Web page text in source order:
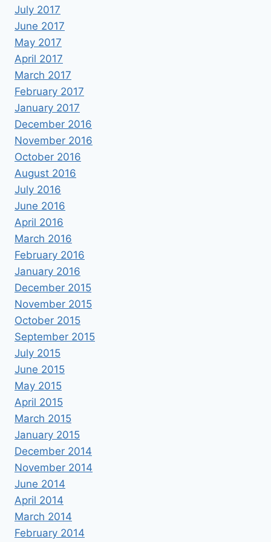
July 2017
June 2017
May 2017
April 2017
March 2017
February 2017
January 2017
December 2016
November 2016
October 2016
August 2016
July 2016
June 2016
April 2016
March 2016
February 2016
January 2016
December 2015
November 2015
October 2015
September 2015
July 2015
June 2015
May 2015
April 2015
March 2015
January 2015
December 2014
November 2014
June 2014
April 2014
March 2014
February 2014